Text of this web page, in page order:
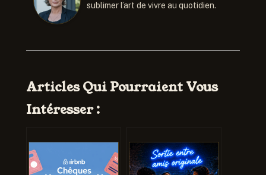
sublimer l’art de vivre au quotidien.
Articles Qui Pourraient Vous
Intéresser :